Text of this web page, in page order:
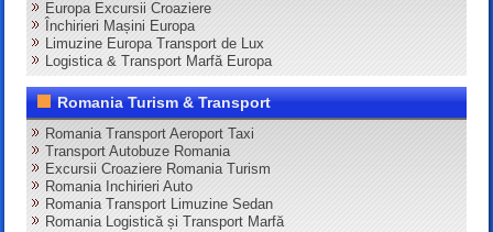
Europa Excursii Croaziere
Închirieri Mașini Europa
Limuzine Europa Transport de Lux
Logistica & Transport Marfă Europa
Romania Turism & Transport
Romania Transport Aeroport Taxi
Transport Autobuze Romania
Excursii Croaziere Romania Turism
Romania Inchirieri Auto
Romania Transport Limuzine Sedan
Romania Logistică și Transport Marfă